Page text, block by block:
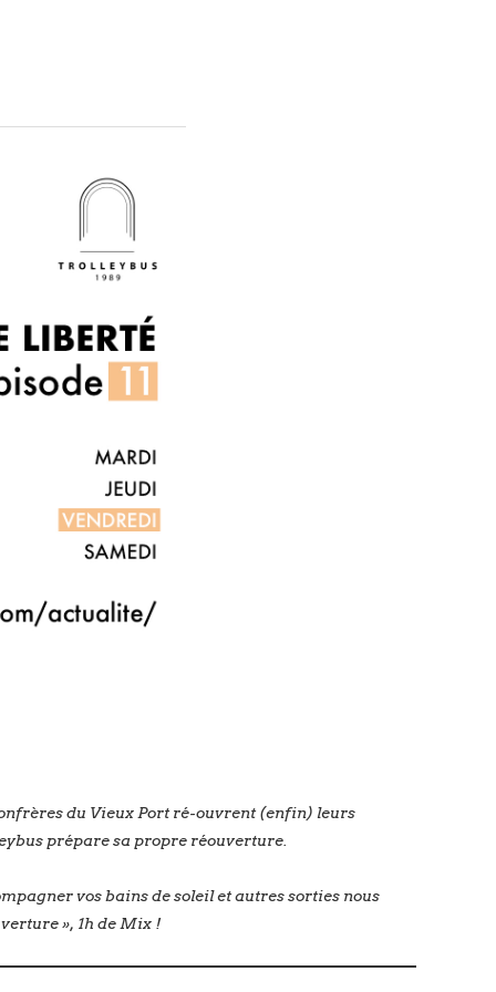
du Vieux Port ré-ouvrent (enfin) leurs
prépare sa propre réouverture.
vos bains de soleil et autres sorties nous
», 1h de Mix !